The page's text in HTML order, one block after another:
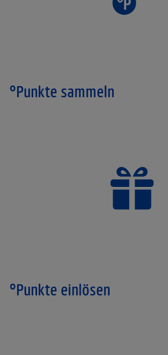
°Punkte sammeln
°Punkte einlösen